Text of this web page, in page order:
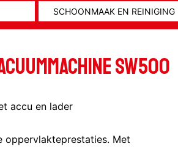
SCHOONMAAK EN REINIGING
SW500
accu en lader
oppervlakteprestaties. Met